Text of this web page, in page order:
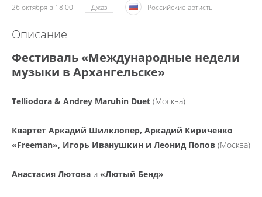
26 октября в 18:00 Джаз Российские артисты
Описание
Фестиваль «Международные недели
музыки в Архангельске»
Telliodora & Andrey Maruhin Duet (Москва)
Квартет Аркадий Шилклопер, Аркадий Кириченко
«Freeman», Игорь Иванушкин и Леонид Попов (Москва)
Анастасия Лютова и «Лютый Бенд»